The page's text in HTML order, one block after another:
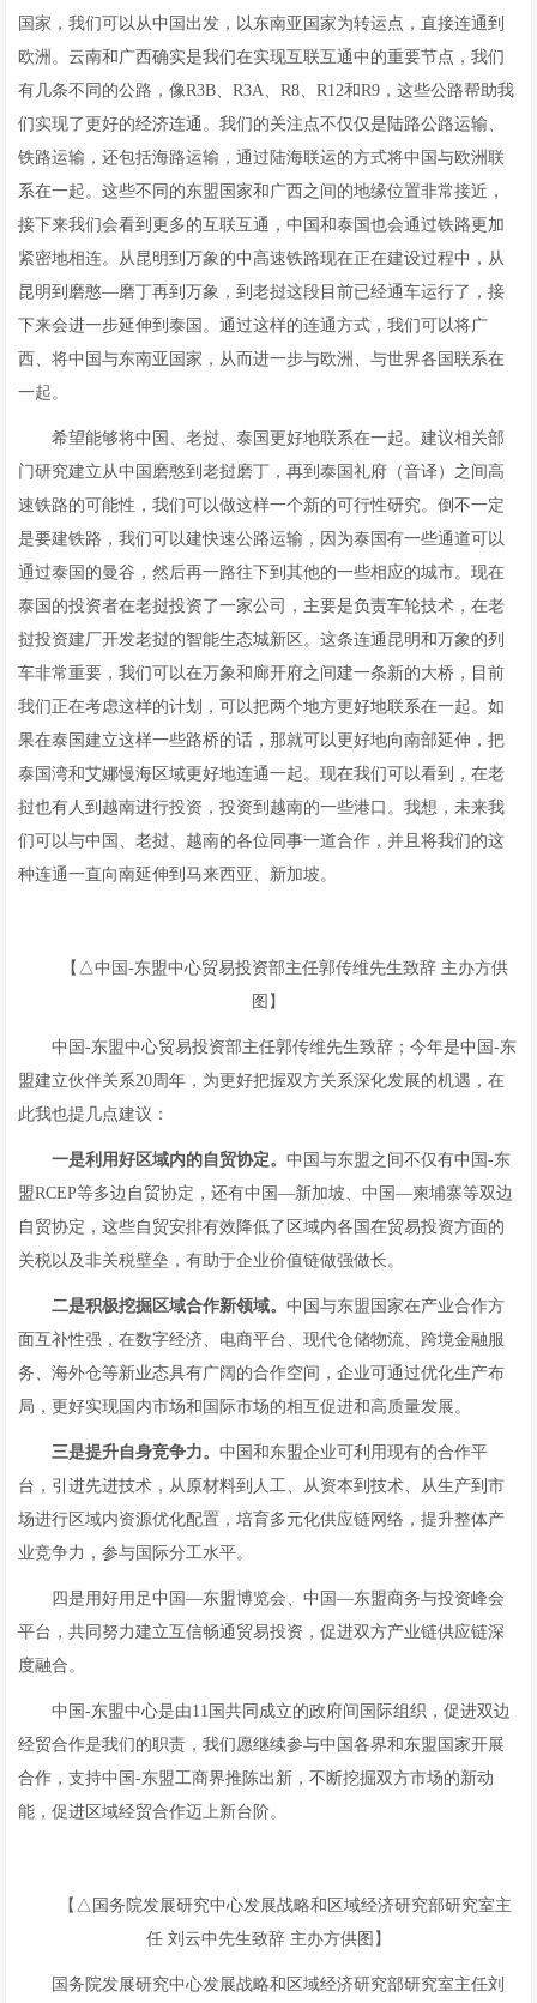
国家，我们可以从中国出发，以东南亚国家为转运点，直接连通到
欧洲。云南和广西确实是我们在实现互联互通中的重要节点，我们
有几条不同的公路，像R3B、R3A、R8、R12和R9，这些公路帮助我
们实现了更好的经济连通。我们的关注点不仅仅是陆路公路运输、
铁路运输，还包括海路运输，通过陆海联运的方式将中国与欧洲联
系在一起。这些不同的东盟国家和广西之间的地缘位置非常接近，
接下来我们会看到更多的互联互通，中国和泰国也会通过铁路更加
紧密地相连。从昆明到万象的中高速铁路现在正在建设过程中，从
昆明到磨憨—磨丁再到万象，到老挝这段目前已经通车运行了，接
下来会进一步延伸到泰国。通过这样的连通方式，我们可以将广
西、将中国与东南亚国家，从而进一步与欧洲、与世界各国联系在
一起。
希望能够将中国、老挝、泰国更好地联系在一起。建议相关部
门研究建立从中国磨憨到老挝磨丁，再到泰国礼府（音译）之间高
速铁路的可能性，我们可以做这样一个新的可行性研究。倒不一定
是要建铁路，我们可以建快速公路运输，因为泰国有一些通道可以
通过泰国的曼谷，然后再一路往下到其他的一些相应的城市。现在
泰国的投资者在老挝投资了一家公司，主要是负责车轮技术，在老
挝投资建厂开发老挝的智能生态城新区。这条连通昆明和万象的列
车非常重要，我们可以在万象和廊开府之间建一条新的大桥，目前
我们正在考虑这样的计划，可以把两个地方更好地联系在一起。如
果在泰国建立这样一些路桥的话，那就可以更好地向南部延伸，把
泰国湾和艾娜慢海区域更好地连通一起。现在我们可以看到，在老
挝也有人到越南进行投资，投资到越南的一些港口。我想，未来我
们可以与中国、老挝、越南的各位同事一道合作，并且将我们的这
种连通一直向南延伸到马来西亚、新加坡。
【△中国-东盟中心贸易投资部主任郭传维先生致辞 主办方供
图】
中国-东盟中心贸易投资部主任郭传维先生致辞；今年是中国-东
盟建立伙伴关系20周年，为更好把握双方关系深化发展的机遇，在
此我也提几点建议：
一是利用好区域内的自贸协定。中国与东盟之间不仅有中国-东
盟RCEP等多边自贸协定，还有中国—新加坡、中国—柬埔寨等双边
自贸协定，这些自贸安排有效降低了区域内各国在贸易投资方面的
关税以及非关税壁垒，有助于企业价值链做强做长。
二是积极挖掘区域合作新领域。中国与东盟国家在产业合作方
面互补性强，在数字经济、电商平台、现代仓储物流、跨境金融服
务、海外仓等新业态具有广阔的合作空间，企业可通过优化生产布
局，更好实现国内市场和国际市场的相互促进和高质量发展。
三是提升自身竞争力。中国和东盟企业可利用现有的合作平
台，引进先进技术，从原材料到人工、从资本到技术、从生产到市
场进行区域内资源优化配置，培育多元化供应链网络，提升整体产
业竞争力，参与国际分工水平。
四是用好用足中国—东盟博览会、中国—东盟商务与投资峰会
平台，共同努力建立互信畅通贸易投资，促进双方产业链供应链深
度融合。
中国-东盟中心是由11国共同成立的政府间国际组织，促进双边
经贸合作是我们的职责，我们愿继续参与中国各界和东盟国家开展
合作，支持中国-东盟工商界推陈出新，不断挖掘双方市场的新动
能，促进区域经贸合作迈上新台阶。
【△国务院发展研究中心发展战略和区域经济研究部研究室主
任 刘云中先生致辞 主办方供图】
国务院发展研究中心发展战略和区域经济研究部研究室主任刘